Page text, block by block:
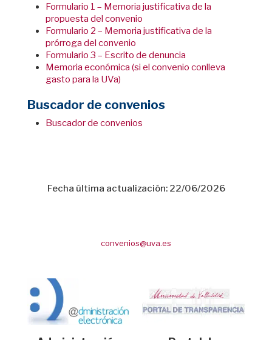
Formulario 1 – Memoria justificativa de la
propuesta del convenio
Formulario 2 – Memoria justificativa de la
prórroga del convenio
Formulario 3 – Escrito de denuncia
Memoria económica (si el convenio conlleva
gasto para la UVa)
Buscador de convenios
Buscador de convenios
Fecha última actualización: 22/06/2026
convenios@uva.es